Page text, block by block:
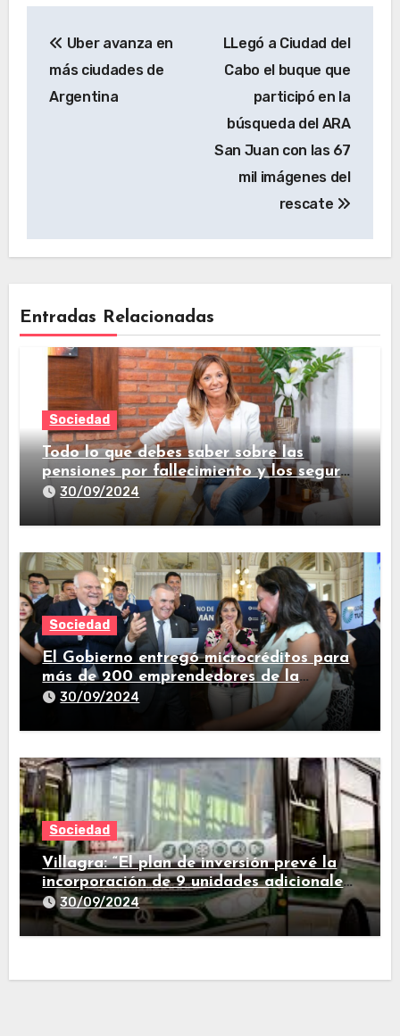
Uber avanza en
más ciudades de
Argentina
LLegó a Ciudad del
Cabo el buque que
participó en la
búsqueda del ARA
San Juan con las 67
mil imágenes del
rescate
Entradas Relacionadas
Sociedad
Todo lo que debes saber sobre las
pensiones por fallecimiento y los seguros
de vida
30/09/2024
Sociedad
El Gobierno entregó microcréditos para
más de 200 emprendedores de la
provincia
30/09/2024
Sociedad
Villagra: “El plan de inversión prevé la
incorporación de 9 unidades adicionales
para 2025″
30/09/2024